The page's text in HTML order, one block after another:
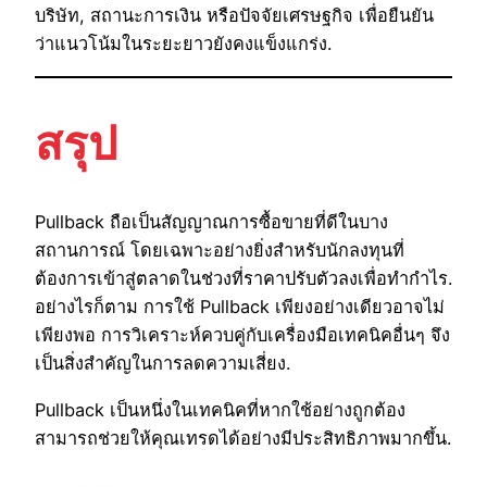
บริษัท, สถานะการเงิน หรือปัจจัยเศรษฐกิจ เพื่อยืนยัน
ว่าแนวโน้มในระยะยาวยังคงแข็งแกร่ง.
สรุป
Pullback ถือเป็นสัญญาณการซื้อขายที่ดีในบาง
สถานการณ์ โดยเฉพาะอย่างยิ่งสำหรับนักลงทุนที่
ต้องการเข้าสู่ตลาดในช่วงที่ราคาปรับตัวลงเพื่อทำกำไร.
อย่างไรก็ตาม การใช้ Pullback เพียงอย่างเดียวอาจไม่
เพียงพอ การวิเคราะห์ควบคู่กับเครื่องมือเทคนิคอื่นๆ จึง
เป็นสิ่งสำคัญในการลดความเสี่ยง.
Pullback เป็นหนึ่งในเทคนิคที่หากใช้อย่างถูกต้อง
สามารถช่วยให้คุณเทรดได้อย่างมีประสิทธิภาพมากขึ้น.